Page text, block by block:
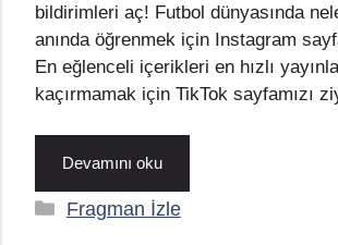
bildirimleri aç! Futbol dünyasında
anında öğrenmek için Instagram
En eğlenceli içerikleri en hızlı
kaçırmamak için TikTok sayfamızı
Devamını oku
Kategoriler
Fragman İzle